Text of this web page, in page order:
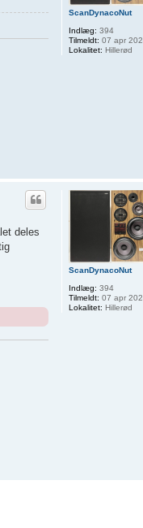
ScanDynacoNut
Indlæg: 394
Tilmeldt: 07 apr
Lokalitet: Hillerød
ScanDynacoNut
Indlæg: 394
Tilmeldt: 07 apr
Lokalitet: Hillerød
deles